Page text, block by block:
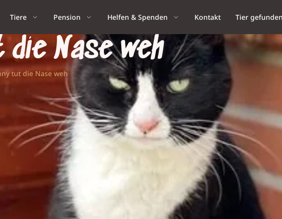
Tiere Pension Helfen & Spenden Kontakt Tier
Nase weh
tut die Nase weh